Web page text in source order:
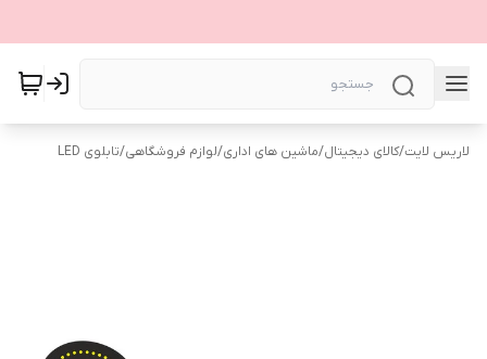
لاریس لایت/کالای دیجیتال/ماشین های اداری/لوازم فروشگاهی/تابلوی LED